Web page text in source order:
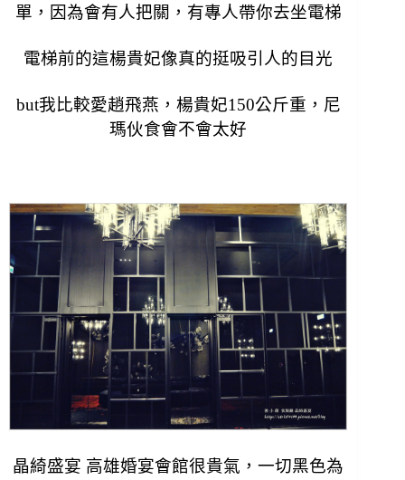
單，因為會有人把關，有專人帶你去坐電梯
電梯前的這楊貴妃像真的挺吸引人的目光
but我比較愛趙飛燕，楊貴妃150公斤重，尼
瑪伙食會不會太好
晶綺盛宴 高雄婚宴會館很貴氣，一切黑色為